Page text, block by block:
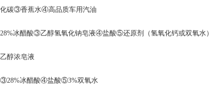
碳③香蕉水④高品质车用汽油
冰醋酸③乙醇氢氧化钠皂液④盐酸⑤还原剂（氢氧化钙或双氧水）
醇浓皂液
冰醋酸④盐酸⑤3%双氧水